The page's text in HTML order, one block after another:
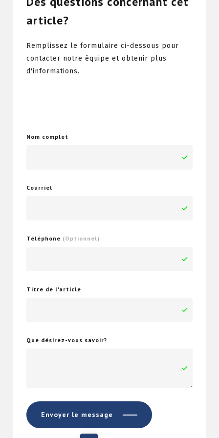
article?
Remplissez le formulaire ci-dessous pour
contacter notre équipe et obtenir plus
d'informations.
Nom complet
Courriel
Téléphone (Optionnel)
Titre de l'article
Que désirez-vous savoir?
Envoyer le message